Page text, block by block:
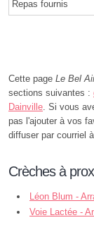
Repas fournis
Cette page Le Bel
sections suivantes :
Dainville . Si vous
pas l'ajouter à vos
diffuser par courriel
Crèches à
Léon Blum -
Voie Lactée -